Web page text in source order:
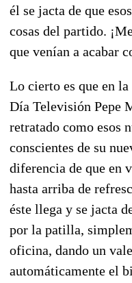
él se jacta de que
cosas del partido.
que venían a acabar
Lo cierto es que en
Día Televisión Pepe
retratado como esos
conscientes de su
diferencia de que en
hasta arriba de
éste llega y se jacta
por la patilla,
oficina, dando un
automáticamente el